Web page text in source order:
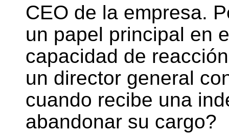
CEO de la empresa.
un papel principal en
capacidad de
un director general
cuando recibe una
abandonar su cargo?